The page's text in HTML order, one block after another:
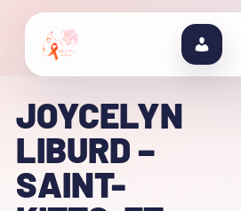
JOYCELYN
LIBURD –
SAINT-